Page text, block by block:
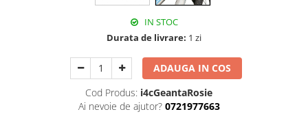
IN STOC
Durata de livrare: 1 zi
ADAUGA IN COS
Cod Produs: i4cGeantaRosie
Ai nevoie de ajutor? 0721977663